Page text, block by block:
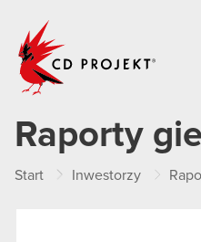
Raporty
Start Inwestorzy